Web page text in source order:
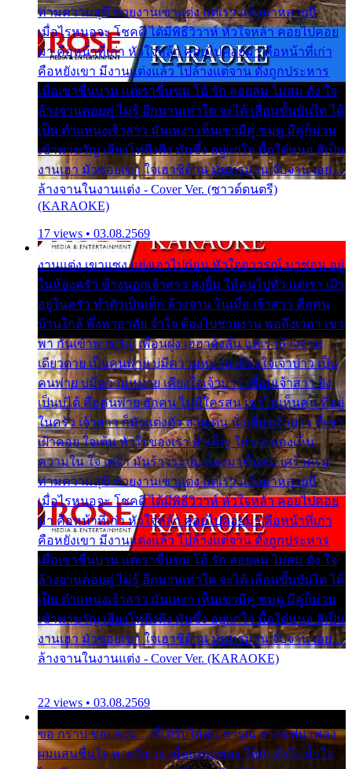
ท่ามความสุขี ช่วยงานเขาแต่ง แต่เรา แล้งมาหลายปี
เมื่อไรหนอจะ โชคดี ได้มีพิธีวิวาห์ หัวใจหล้า คอยไปคอย
มา คือหน้าที่เก่า หัวใจหล้า คอยไปคอยมา คือหน้าที่เก่า
คือหยังเขา มีงานแต่งแล้ว ไปล้างแต่จาน ดั่งถูกประหาร
เมื่อเขาชื่นบาน แต่เราขื่นขม โอ้ รัก ลอยลม ไม่สม ดัง ใจ
ล้างจานคอยคู่ ไม่รู้ อีกนานเท่าใด จะได้ เลื่อนขั้นบันได ได้
เป็น ตำแหน่งเจ้าสาว มันเหงา เห็นเขามีคู่ ซมดู มีคู่ก็ม่วน
เข้าพาขวัญ เสียงโห่ตึงตึง มันซึ้ง อยู่แก่ใจ มื้อใด๋หนอ สิเป็น
งานเฮา มัวซอยเขา ใจเฮาซิด้าน มันทรมาน จับจาน เอย…
ล้างจานในงานแต่ง - Cover Ver. (ซาวด์ดนตรี)
(KARAOKE)
17 views • 03.08.2569
งานแต่ง เขาแซง แย่งเอาไปก่อน หัวใจอาวรณ์ มาซ่อน อยู่
ในห้องครัว ข้างนอกเจ้าสาว ส่งยิ้ม ให้คนไปทั่ว แต่เรา เฝ้า
อยู่ในครัว ทำตัวเป็นเด็ก ล้างจาน ในเมื่อ เจ้าสาว คือคน
บ้านใกล้ พึ่งพาอาศัย จำใจ ต้องไปช่วยงาน พอถึงเวลา เขา
พา กันเข้าพาขวัญ เพื่อนฝูง เฮฮาดังลั่น แต่เราล้างจาน
เดียวดาย เป็นคนพ่าย บ่มีความหมาย เคียงใจเจ้าบ่าว เป็น
คนพ่าย บ่มีความหมาย เคียงใจเจ้าบ่าว เพื่อนเจ้าสาว ยัง
เป็นบ่ได้ คือคนพ่าย ฮักคน ไม่มีใครสน เขาไม่เห็นคน ที่อยู่
ในครัว เจ้าสาว ก็มัวแต่งตัว สวยเด่น นั่งเคียงเจ้าบ่าว ที่เขา
เฝ้าคอย ใจเต้น หัวใจของเรา ลำเค็ญ ใครจะมองเห็น
ความใน ใจ เศร้า มันร้าวระบม ต้องมาขื่นขม เศร้าตรม
ท่ามความสุขี ช่วยงานเขาแต่ง แต่เรา แล้งมาหลายปี
เมื่อไรหนอจะ โชคดี ได้มีพิธีวิวาห์ หัวใจหล้า คอยไปคอย
มา คือหน้าที่เก่า หัวใจหล้า คอยไปคอยมา คือหน้าที่เก่า
คือหยังเขา มีงานแต่งแล้ว ไปล้างแต่จาน ดั่งถูกประหาร
เมื่อเขาชื่นบาน แต่เราขื่นขม โอ้ รัก ลอยลม ไม่สม ดัง ใจ
ล้างจานคอยคู่ ไม่รู้ อีกนานเท่าใด จะได้ เลื่อนขั้นบันได ได้
เป็น ตำแหน่งเจ้าสาว มันเหงา เห็นเขามีคู่ ซมดู มีคู่ก็ม่วน
เข้าพาขวัญ เสียงโห่ตึงตึง มันซึ้ง อยู่แก่ใจ มื้อใด๋หนอ สิเป็น
งานเฮา มัวซอยเขา ใจเฮาซิด้าน มันทรมาน จับจาน เอย…
ล้างจานในงานแต่ง - Cover Ver. (KARAOKE)
22 views • 03.08.2569
ขอ กราบ ขอบคุณ.... ที่ได้รับไออุ่น การุณ จากแฟน เพลง
ผมแสนชื่นใจ หายวังเวง เมื่อแฟนเพลง ให้กำลังใจ น้ำใจ